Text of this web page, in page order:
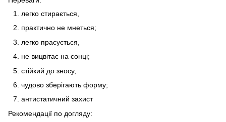
легко стирається,
практично не мнеться;
легко прасується,
не вицвітає на сонці;
стійкий до зносу,
чудово зберігають форму;
антистатичний захист
Рекомендації по догляду: